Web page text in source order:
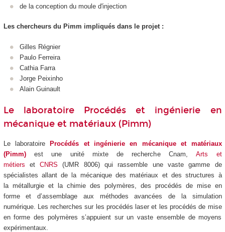
de la conception du moule d'injection
Les chercheurs du Pimm impliqués dans le projet :
Gilles Régnier
Paulo Ferreira
Cathia Farra
Jorge Peixinho
Alain Guinault
Le laboratoire Procédés et ingénierie en
mécanique et matériaux (Pimm)
Le laboratoireProcédés et ingénierie en mécanique et matériaux
(Pimm)est une unité mixte de recherche Cnam,Arts et
métiers etCNRS (UMR 8006) qui
rassemble une vaste gamme de
spécialistes allant de la mécanique des matériaux et des structures à
la métallurgie et la chimie des polymères, des procédés de mise en
forme et d’assemblage aux méthodes avancées de la simulation
numérique. Les recherches sur les procédés laser et les procédés de mise
en forme des polymères s’appuient sur un vaste ensemble de moyens
expérimentaux.